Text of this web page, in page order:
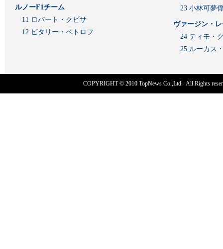
ルノーF1チーム
11 ロバート・クビサ
12 ビタリー・ペトロフ
23 小林可夢
ヴァージン・
24 ティモ・
25 ルーカス
COPYRIGHT © 2010 TopNews Co.,Ltd. All Rights